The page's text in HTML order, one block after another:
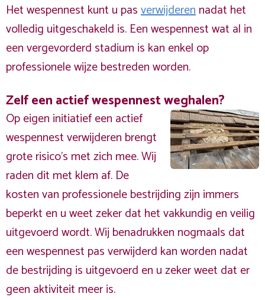
Het wespennest kunt u pasverwijderennadat het
volledig uitgeschakeld is. Een wespennest wat al in
een vergevorderd stadium is kan enkel op
professionele wijze bestreden worden.
Zelf een actief wespennest weghalen?
Op eigen initiatief een actief
wespennest verwijderen brengt
grote risico’s met zich mee. Wij
raden dit met klem af. De
kosten van professionele bestrijding zijn immers
beperkt en u weet zeker dat het vakkundig en veilig
uitgevoerd wordt. Wij benadrukken nogmaals dat
een wespennest pas verwijderd kan worden nadat
de bestrijding is uitgevoerd en u zeker weet dat er
geen aktiviteit meer is.